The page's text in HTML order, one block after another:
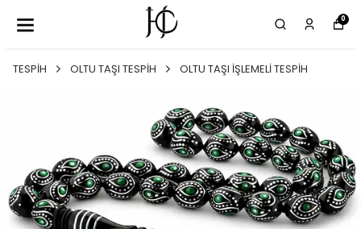
0
TESPİH OLTU TAŞI TESPİH OLTU TAŞI İŞLEMELİ TESPİH